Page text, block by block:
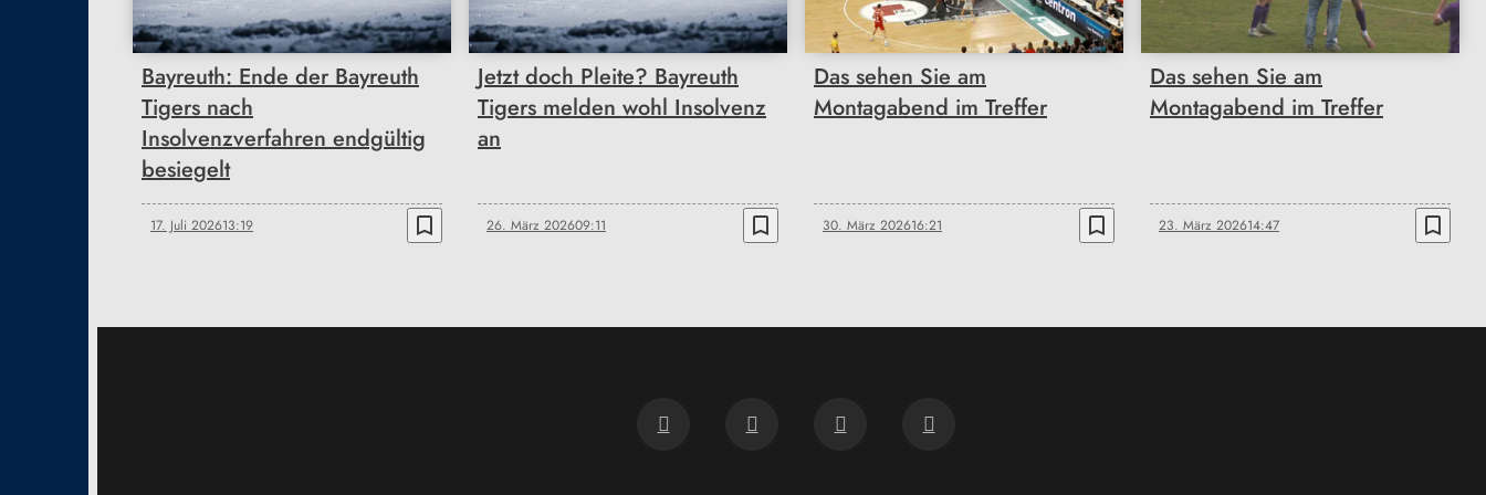
Bayreuth: Ende der Bayreuth
Tigers nach
Insolvenzverfahren endgültig
besiegelt
17. Juli 202613:19 bookmark_border
Jetzt doch Pleite? Bayreuth
Tigers melden wohl Insolvenz
an
26. März 202609:11 bookmark_border
Das sehen Sie am
Montagabend im Treffer
30. März 202616:21 bookmark_border
Das sehen Sie am
Montagabend im Treffer
23. März 202614:47 bookmark_border